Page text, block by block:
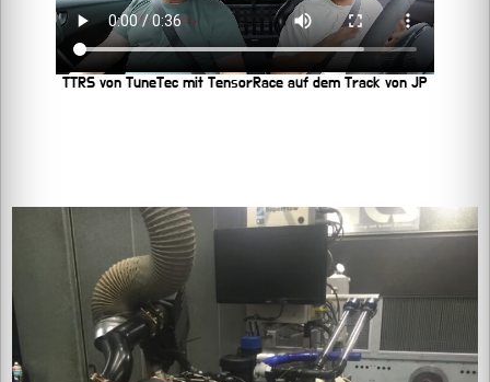
TTRS von TuneTec mit TensorRace auf dem Track von JP